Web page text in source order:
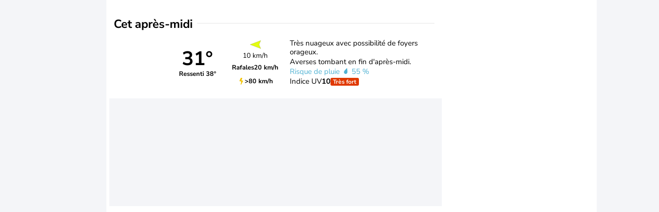
Cet après-midi
31°
Ressenti 38°
10 km/h
Rafales20 km/h
>80 km/h
Très nuageux avec possibilité de foyers
orageux.
Averses tombant en fin d'après-midi.
Risque de pluie
55 %
Indice UV10 Très fort